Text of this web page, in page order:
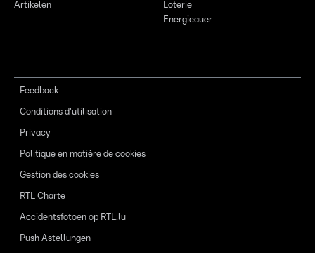
Artikelen
Loterie
Energieauer
Feedback
Conditions d'utilisation
Privacy
Politique en matière de cookies
Gestion des cookies
RTL Charte
Accidentsfotoen op RTL.lu
Push Astellungen